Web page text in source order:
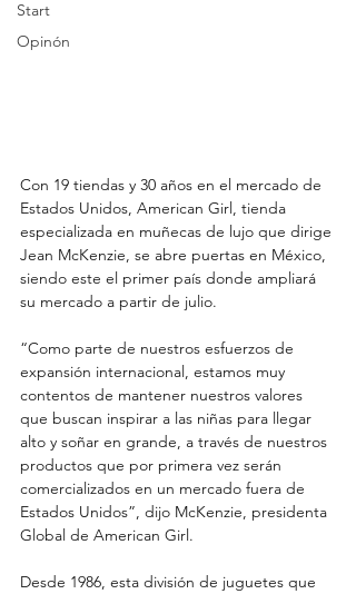
Start
Opinón
Con 19 tiendas y 30 años en el mercado de
Estados Unidos, American Girl, tienda
especializada en muñecas de lujo que dirige
Jean McKenzie, se abre puertas en México,
siendo este el primer país donde ampliará
su mercado a partir de julio.
“Como parte de nuestros esfuerzos de
expansión internacional, estamos muy
contentos de mantener nuestros valores
que buscan inspirar a las niñas para llegar
alto y soñar en grande, a través de nuestros
productos que por primera vez serán
comercializados en un mercado fuera de
Estados Unidos”, dijo McKenzie, presidenta
Global de American Girl.
Desde 1986, esta división de juguetes que